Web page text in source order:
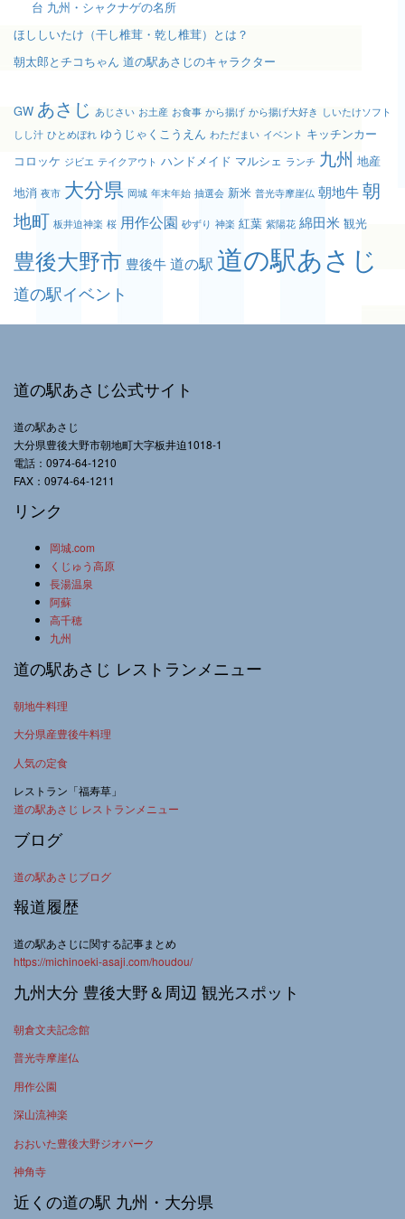
台 九州・シャクナゲの名所
ほししいたけ（干し椎茸・乾し椎茸）とは？
朝太郎とチコちゃん 道の駅あさじのキャラクター
GW あさじ あじさい お土産 お食事 から揚げ から揚げ大好き しいたけソフト
しし汁 ひとめぼれ ゆうじゃくこうえん わただまい イベント キッチンカー
コロッケ ジビエ テイクアウト ハンドメイド マルシェ ランチ 九州 地産
地消 夜市 大分県 岡城 年末年始 抽選会 新米 普光寺摩崖仏 朝地牛朝
地町 板井迫神楽 桜 用作公園 砂ずり 神楽 紅葉 紫陽花 綿田米 観光
豊後大野市 豊後牛道の駅 道の駅あさじ
道の駅イベント
道の駅あさじ公式サイト
道の駅あさじ
大分県豊後大野市朝地町大字板井迫1018-1
電話：0974-64-1210
FAX：0974-64-1211
リンク
岡城.com
くじゅう高原
長湯温泉
阿蘇
高千穂
九州
道の駅あさじ レストランメニュー
朝地牛料理
大分県産豊後牛料理
人気の定食
レストラン「福寿草」
道の駅あさじ レストランメニュー
ブログ
道の駅あさじブログ
報道履歴
道の駅あさじに関する記事まとめ
https://michinoeki-asaji.com/houdou/
九州大分 豊後大野＆周辺 観光スポット
朝倉文夫記念館
普光寺摩崖仏
用作公園
深山流神楽
おおいた豊後大野ジオパーク
神角寺
近くの道の駅 九州・大分県